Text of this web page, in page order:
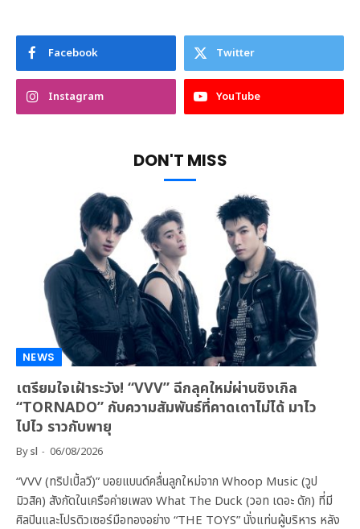
Facebook Twitter
Instagram YouTube
DON'T MISS
NEWS
เตรียมใจเฝ้าระวัง! “VVV” ฉีกลุคใหม่ผ่านซิงเกิล
“TORNADO” กับความสัมพันธ์ที่คาดเดาไม่ได้ มาไว
ไปไว ราวกับพายุ
Bysl 06/08/2026
“VVV (ทริปเปิ้ลวี)” บอยแบนด์คลื่นลูกใหม่จาก Whoop Music (วูป
มิวสิค) สังกัดในเครือค่ายเพลง What The Duck (วอท เดอะ ดัก) ที่มี
ศิลปินและโปรดิวเซอร์มือทองอย่าง “THE TOYS” นั่งแท่นผู้บริหาร หลัง